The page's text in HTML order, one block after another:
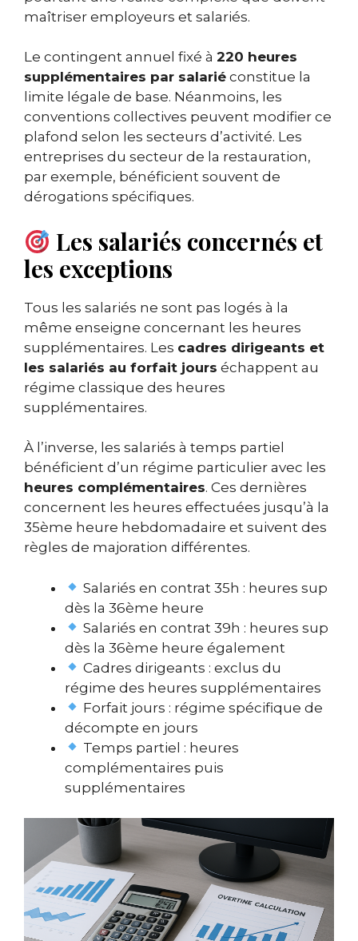
maîtriser employeurs et salariés.
Le contingent annuel fixé à 220 heures
supplémentaires par salarié constitue la
limite légale de base. Néanmoins, les
conventions collectives peuvent modifier ce
plafond selon les secteurs d’activité. Les
entreprises du secteur de la restauration,
par exemple, bénéficient souvent de
dérogations spécifiques.
Les salariés concernés et
les exceptions
Tous les salariés ne sont pas logés à la
même enseigne concernant les heures
supplémentaires. Les cadres dirigeants et
les salariés au forfait jours échappent au
régime classique des heures
supplémentaires.
À l’inverse, les salariés à temps partiel
bénéficient d’un régime particulier avec les
heures complémentaires. Ces dernières
concernent les heures effectuées jusqu’à la
35ème heure hebdomadaire et suivent des
règles de majoration différentes.
Salariés en contrat 35h : heures sup
dès la 36ème heure
Salariés en contrat 39h : heures sup
dès la 36ème heure également
Cadres dirigeants : exclus du
régime des heures supplémentaires
Forfait jours : régime spécifique de
décompte en jours
Temps partiel : heures
complémentaires puis
supplémentaires